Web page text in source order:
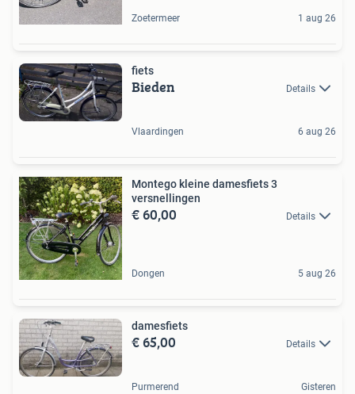
Zoetermeer 1 aug 26
fiets
Bieden Details
Vlaardingen 6 aug 26
Montego kleine damesfiets 3
versnellingen
€ 60,00 Details
Dongen 5 aug 26
damesfiets
€ 65,00 Details
Purmerend Gisteren